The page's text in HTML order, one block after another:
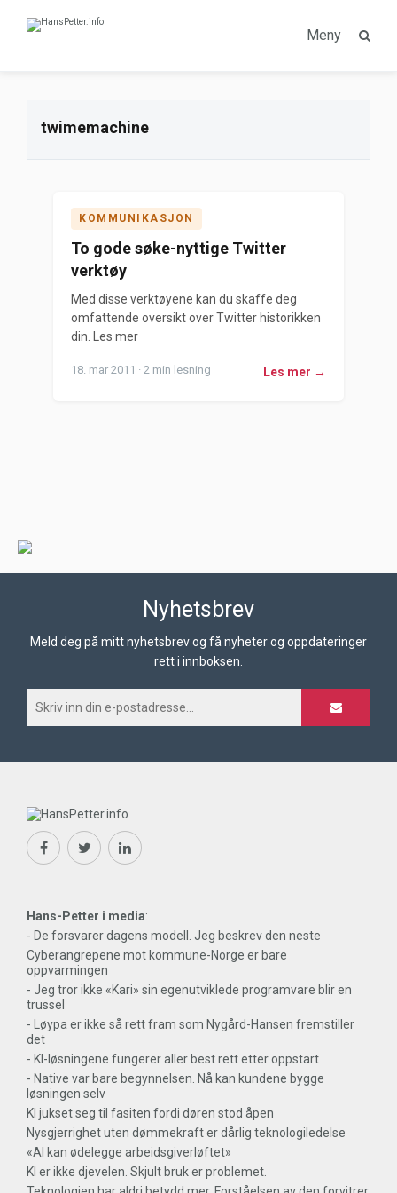
Meny
twimemachine
KOMMUNIKASJON
To gode søke-nyttige Twitter
verktøy
Med disse verktøyene kan du skaffe deg
omfattende oversikt over Twitter historikken
din. Les mer
18. mar 2011 · 2 min lesning Les mer →
Nyhetsbrev
Meld deg på mitt nyhetsbrev og få nyheter og oppdateringer
rett i innboksen.
Hans-Petter i media:
- De forsvarer dagens modell. Jeg beskrev den neste
Cyberangrepene mot kommune-Norge er bare
oppvarmingen
- Jeg tror ikke «Kari» sin egenutviklede programvare blir en
trussel
- Løypa er ikke så rett fram som Nygård-Hansen fremstiller
det
- KI-løsningene fungerer aller best rett etter oppstart
- Native var bare begynnelsen. Nå kan kundene bygge
løsningen selv
KI jukset seg til fasiten fordi døren stod åpen
Nysgjerrighet uten dømmekraft er dårlig teknologiledelse
«AI kan ødelegge arbeidsgiverløftet»
KI er ikke djevelen. Skjult bruk er problemet.